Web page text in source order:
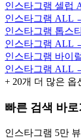
인스타그램 셀럽
인스타그램 ALL
인스타그램 톱스
인스타그램 ALL
인스타그램 바이
인스타그램 ALL
+ 20개 더 많은 옵
빠른 검색 바로
인스타그램 5만